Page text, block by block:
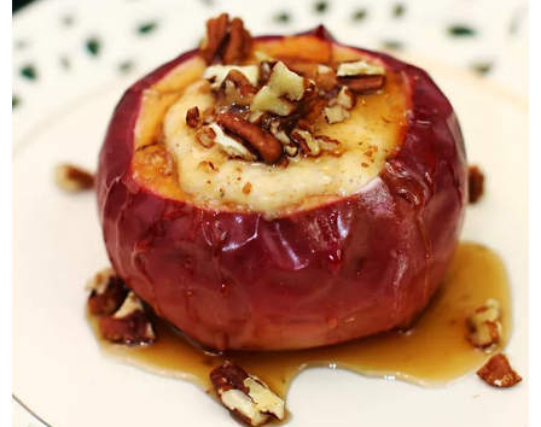
Posiłki
Zdrowo i fit
Kuchnie świata
SKLEP
Polski